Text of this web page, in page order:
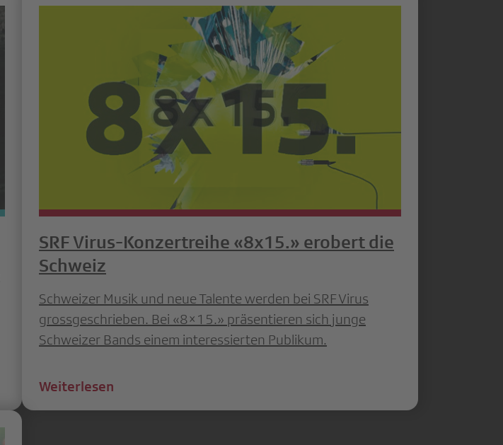
SRF Virus-Konzertreihe «8x15.» erobert die
Schweiz
Schweizer Musik und neue Talente werden bei SRF Virus
grossgeschrieben. Bei «8×15.» präsentieren sich junge
Schweizer Bands einem interessierten Publikum.
Weiterlesen